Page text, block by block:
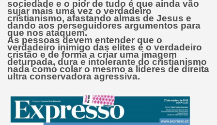
sociedade e o pior de tudo é que ainda vão
sujar mais uma vez o verdadeiro
cristianismo, afastando almas de Jesus e
dando aos perseguidores argumentos para
que nos ataquem.
As pessoas devem entender que o
verdadeiro inimigo das elites é o verdadeiro
cristão e de forma a criar uma imagem
deturpada, dura e intolerante do cristianismo
nada como colar o mesmo a lideres de direita
ultra conservadora agressiva.